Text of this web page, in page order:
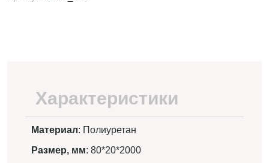
Характеристики
Материал: Полиуретан
Размер, мм: 80*20*2000